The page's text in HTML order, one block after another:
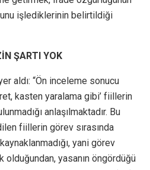
işlediklerinin belirtildiği
ŞARTI YOK
aldı: “Ön inceleme sonucu
kasten yaralama gibi’ fiillerin
anlaşılmaktadır. Bu
fiillerin görev sırasında
yani görev
yasanın öngördüğü